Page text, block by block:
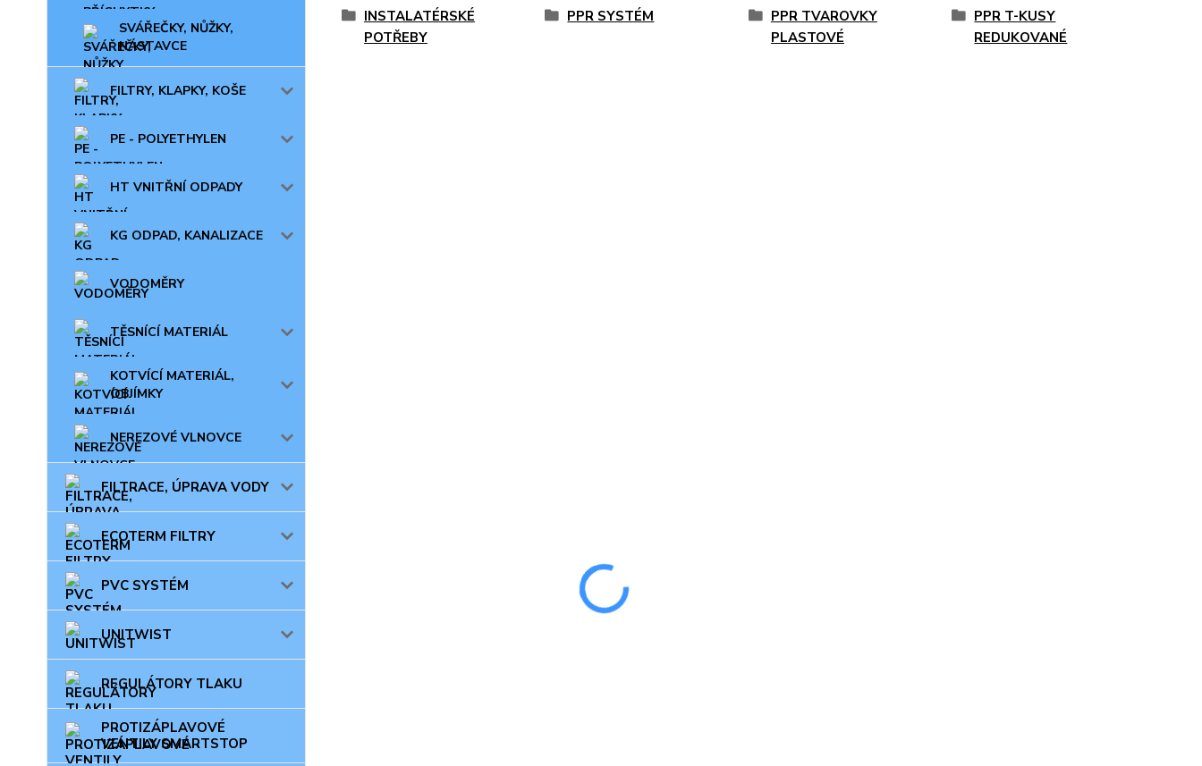
SVÁŘEČKY, NŮŽKY,
NÁSTAVCE
FILTRY, KLAPKY, KOŠE
PE - POLYETHYLEN
HT VNITŘNÍ ODPADY
KG ODPAD, KANALIZACE
VODOMĚRY
TĚSNÍCÍ MATERIÁL
KOTVÍCÍ MATERIÁL,
OBJÍMKY
NEREZOVÉ VLNOVCE
FILTRACE, ÚPRAVA VODY
ECOTERM FILTRY
PVC SYSTÉM
UNITWIST
REGULÁTORY TLAKU
PROTIZÁPLAVOVÉ
VENTILY SMARTSTOP
INSTALATÉRSKÉ
POTŘEBY
PPR SYSTÉM
PPR TVAROVKY
PLASTOVÉ
PPR T-KUSY
REDUKOVANÉ